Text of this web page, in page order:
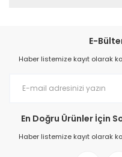
E-
Haber listemize kayıt olarak
En Doğru Ürünler İçin
Haber listemize kayıt olarak